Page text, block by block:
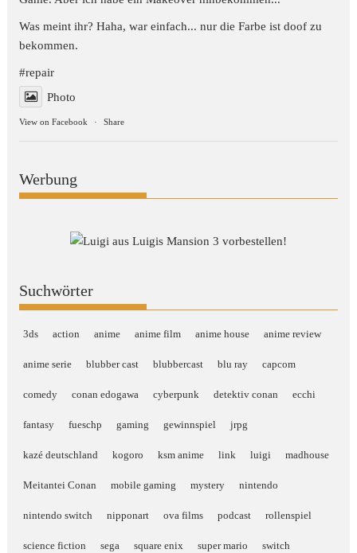
Was meint ihr? Haha, war einfach... nur die Farbe ist doof zu
bekommen.
#repair
Photo
View on Facebook · Share
Werbung
Suchwörter
3ds action anime anime film anime house anime review
anime serie blubber cast blubbercast blu ray capcom
comedy conan edogawa cyberpunk detektiv conan ecchi
fantasy fueschp gaming gewinnspiel jrpg
kazé deutschland kogoro ksm anime link luigi madhouse
Meitantei Conan mobile gaming mystery nintendo
nintendo switch nipponart ova films podcast rollenspiel
science fiction sega square enix super mario switch